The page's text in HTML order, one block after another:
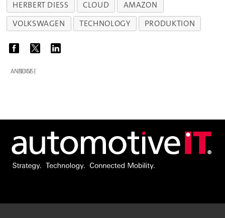
HERBERT DIESS CLOUD
AMAZON
VOLKSWAGEN
TECHNOLOGY PRODUKTION
ANZEIGE